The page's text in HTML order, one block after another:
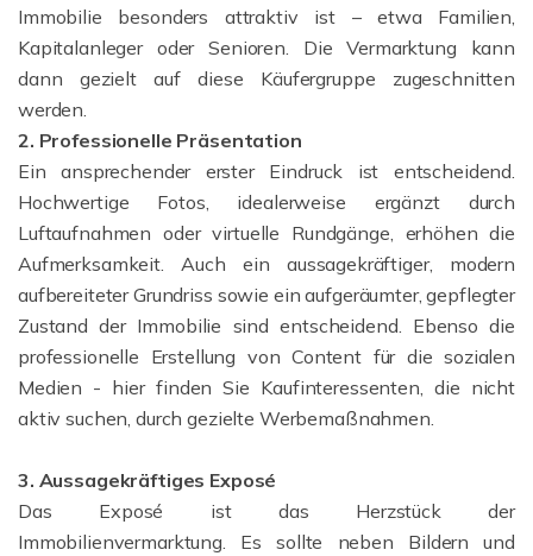
Immobilie besonders attraktiv ist – etwa Familien,
Kapitalanleger oder Senioren. Die Vermarktung kann
dann gezielt auf diese Käufergruppe zugeschnitten
werden.
2. Professionelle Präsentation
Ein ansprechender erster Eindruck ist entscheidend.
Hochwertige Fotos, idealerweise ergänzt durch
Luftaufnahmen oder virtuelle Rundgänge, erhöhen die
Aufmerksamkeit. Auch ein aussagekräftiger, modern
aufbereiteter Grundriss sowie ein aufgeräumter, gepflegter
Zustand der Immobilie sind entscheidend. Ebenso die
professionelle Erstellung von Content für die sozialen
Medien - hier finden Sie Kaufinteressenten, die nicht
aktiv suchen, durch gezielte Werbemaßnahmen.
3. Aussagekräftiges Exposé
Das Exposé ist das Herzstück der
Immobilienvermarktung. Es sollte neben Bildern und